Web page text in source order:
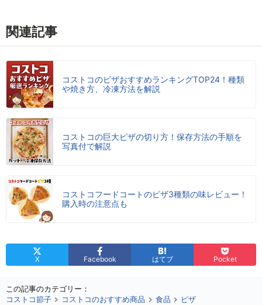
関連記事
コストコのピザおすすめランキングTOP24！種類
や焼き方、冷凍方法を解説
コストコの巨大ピザの切り方！保存方法の手順を
写真付で解説
コストコフードコートのピザ3種類の味レビュー！
購入時の注意点も
X Facebook はてブ Pocket
この記事のカテゴリー：
コストコ節子
コストコのおすすめ商品 食品 ピザ